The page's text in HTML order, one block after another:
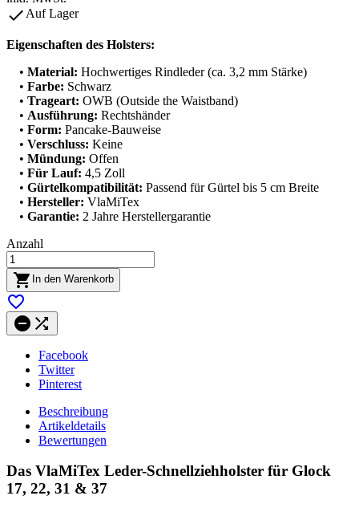
 Auf Lager
Eigenschaften des Holsters:
• Material: Hochwertiges Rindleder (ca. 3,2 mm Stärke)
• Farbe: Schwarz
• Trageart: OWB (Outside the Waistband)
• Ausführung: Rechtshänder
• Form: Pancake-Bauweise
• Verschluss: Keine
• Mündung: Offen
• Für Lauf: 4,5 Zoll
• Gürtelkompatibilität: Passend für Gürtel bis 5 cm Breite
• Hersteller: VlaMiTex
• Garantie: 2 Jahre Herstellergarantie
Anzahl
 In den Warenkorb

 
Facebook
Twitter
Pinterest
Beschreibung
Artikeldetails
Bewertungen
Das VlaMiTex Leder-Schnellziehholster für Glock
17, 22, 31 & 37